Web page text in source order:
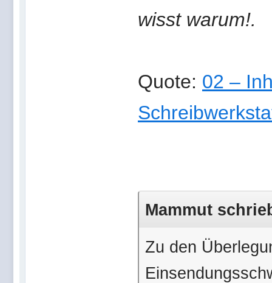
wisst warum!.
Quote: 02 –
Mammut
Zu den